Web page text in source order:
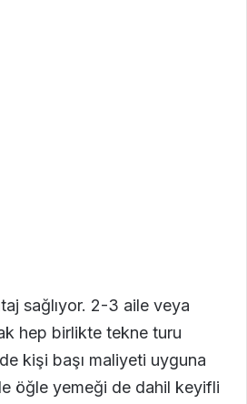
sağlıyor. 2-3 aile veya
hep birlikte tekne turu
kişi başı maliyeti uyguna
öğle yemeği de dahil keyifli